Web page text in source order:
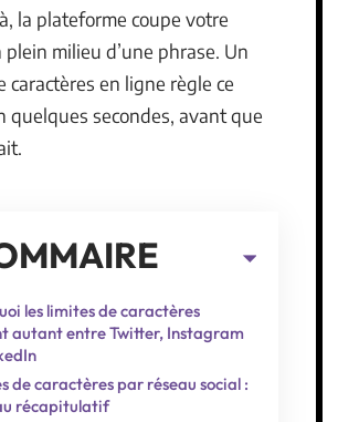
la plateforme coupe votre
plein milieu d’une phrase. Un
caractères en ligne règle ce
quelques secondes, avant que
les limites de caractères
autant entre Twitter, Instagram
de caractères par réseau social :
récapitulatif